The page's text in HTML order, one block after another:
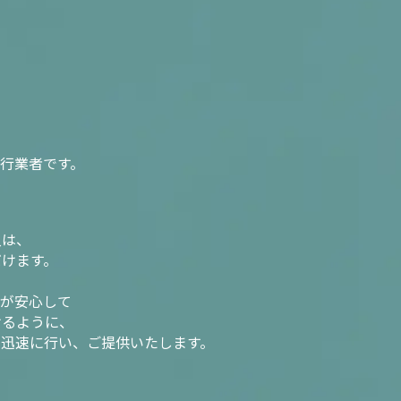
業者です。
、
ます。
安心して
ように、
速に行い、ご提供いたします。